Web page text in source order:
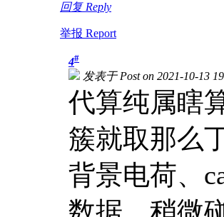
回复 Reply
举报 Report
4#
发表于 Post on 2021-10-13
代算纯属瞎
簇就取那么
背景电荷、